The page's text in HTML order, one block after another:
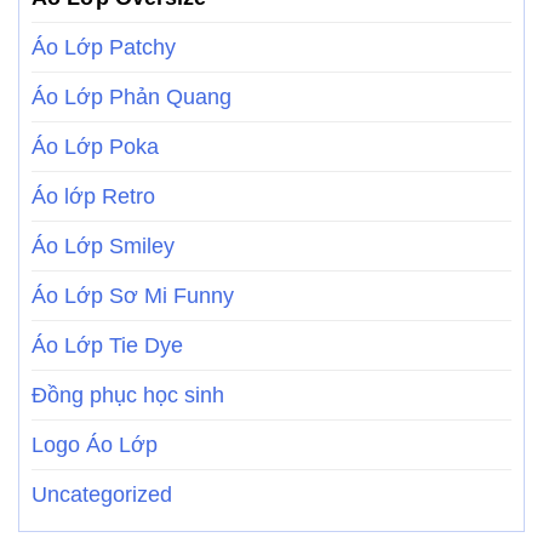
Áo Lớp Patchy
Áo Lớp Phản Quang
Áo Lớp Poka
Áo lớp Retro
Áo Lớp Smiley
Áo Lớp Sơ Mi Funny
Áo Lớp Tie Dye
Đồng phục học sinh
Logo Áo Lớp
Uncategorized